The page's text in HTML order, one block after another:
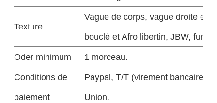
Texture
Vague de corps, vague droite et
bouclé et Afro libertin, JBW,
Oder minimum
1 morceau.
Conditions de
paiement
Paypal, T/T (virement bancaire),
Union.